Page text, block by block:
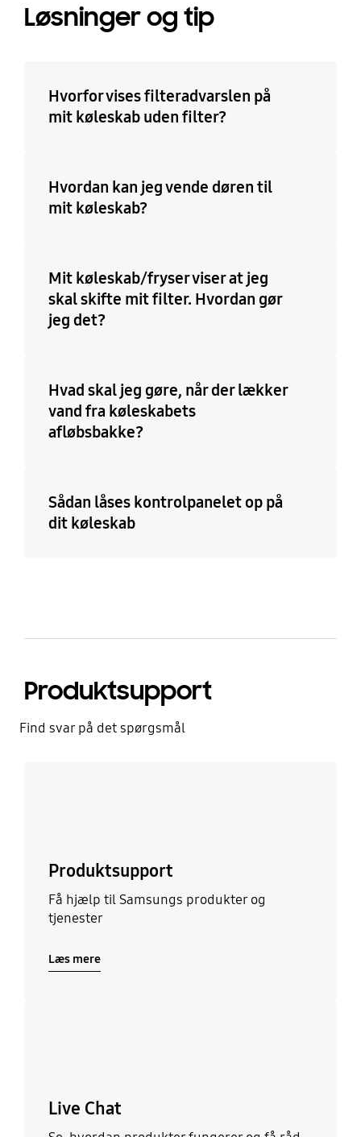
Løsninger og tip
Hvorfor vises filteradvarslen på
mit køleskab uden filter?
Hvordan kan jeg vende døren til
mit køleskab?
Mit køleskab/fryser viser at jeg
skal skifte mit filter. Hvordan gør
jeg det?
Hvad skal jeg gøre, når der lækker
vand fra køleskabets
afløbsbakke?
Sådan låses kontrolpanelet op på
dit køleskab
Produktsupport
Find svar på det spørgsmål
Produktsupport
Få hjælp til Samsungs produkter og
tjenester
Læs mere
Live Chat